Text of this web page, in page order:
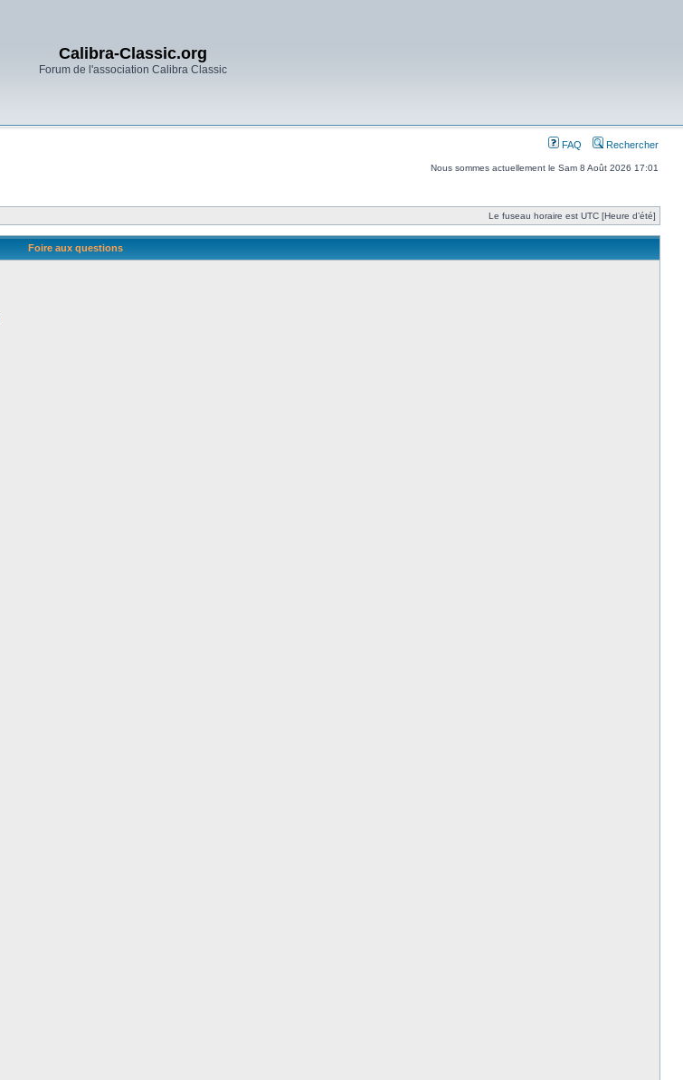
Calibra-Classic.org
Forum de l'association Calibra Classic
FAQ Rechercher
Nous sommes actuellement le Sam 8 Août 2026 17:01
Le fuseau horaire est UTC [Heure d’été]
Foire aux questions